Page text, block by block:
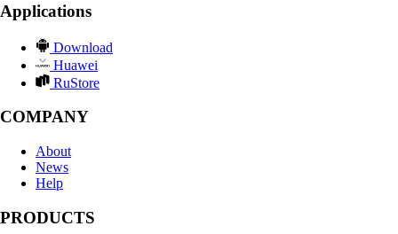
Applications
Download
Huawei
RuStore
COMPANY
About
News
Help
PRODUCTS